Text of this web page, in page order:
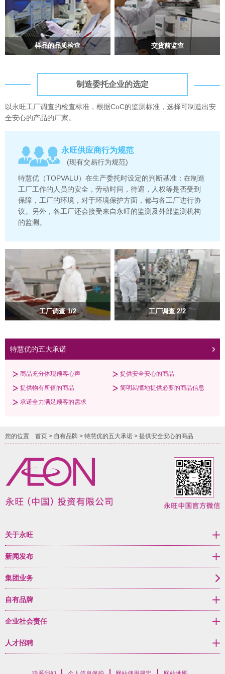
样品的品质检查 交货前监查
制造委托企业的选定
以永旺工厂调查的检查标准，根据CoC的监测标准，选择可制造出安
全安心的产品的厂家。
永旺供应商行为规范
(现有交易行为规范)
特慧优（TOPVALU）在生产委托时设定的判断基准：在制造
工厂工作的人员的安全，劳动时间，待遇，人权等是否受到
保障，工厂的环境，对于环境保护方面，都与各工厂进行协
议。另外，各工厂还会接受来自永旺的监测及外部监测机构
的监测。
工厂调查 1/2 工厂调查 2/2
特慧优的五大承诺
商品充分体现顾客心声
提供安全安心的商品
提供物有所值的商品
简明易懂地提供必要的商品信息
承诺全力满足顾客的需求
您的位置 首页 > 自有品牌 > 特慧优的五大承诺 > 提供安全安心的商品
关于永旺
新闻发布
集团业务
自有品牌
企业社会责任
人才招聘